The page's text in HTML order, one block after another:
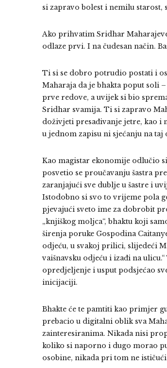
si zapravo bolest i nemilu starost,
Ako prihvatim Sridhar
odlaze prvi. I na čudesan način.
Ti si se dobro potrudio postati i
Maharaja da je bhakta poput soli
prve redove, a uvijek si bio
Sridhar svamija. Ti si zapravo
doživjeti presađivanje jetre, kao i
u jednom zapisu ni sjećanju na
Kao magistar ekonomije odlučio
posvetio se proučavanju šastra
zaranjajući sve dublje u šastre i
Istodobno si svo to vrijeme pola
pjevajući sveto ime za dobrobit
„knjiškog moljca“, bhaktu koji
širenja poruke Gospodina
odjeću, u svakoj prilici, slijedeći
vaišnavsku odjeću i izađi na
opredjeljenje i usput podsjećao
inicijaciji.
Bhakte će te pamtiti kao primjer
prebacio u digitalni oblik sva
zainteresiranima. Nikada nisi
koliko si naporno i dugo morao
osobine, nikada pri tom ne